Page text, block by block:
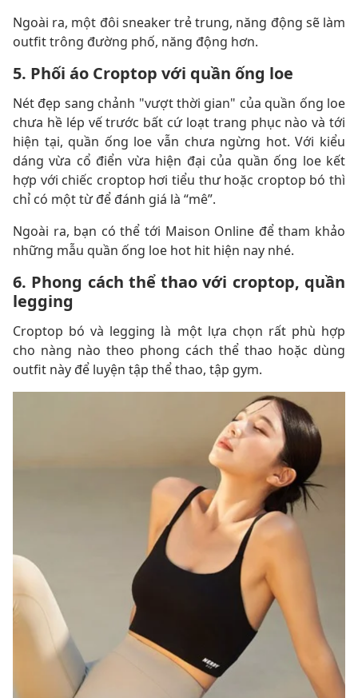
Ngoài ra, một đôi sneaker trẻ trung, năng động sẽ làm
outfit trông đường phố, năng động hơn.
5. Phối áo Croptop với quần ống loe
Nét đẹp sang chảnh "vượt thời gian" của quần ống loe
chưa hề lép vế trước bất cứ loạt trang phục nào và tới
hiện tại, quần ống loe vẫn chưa ngừng hot. Với kiểu
dáng vừa cổ điển vừa hiện đại của quần ống loe kết
hợp với chiếc croptop hơi tiểu thư hoặc croptop bó thì
chỉ có một từ để đánh giá là “mê”.
Ngoài ra, bạn có thể tới Maison Online để tham khảo
những mẫu quần ống loe hot hit hiện nay nhé.
6. Phong cách thể thao với croptop, quần
legging
Croptop bó và legging là một lựa chọn rất phù hợp
cho nàng nào theo phong cách thể thao hoặc dùng
outfit này để luyện tập thể thao, tập gym.